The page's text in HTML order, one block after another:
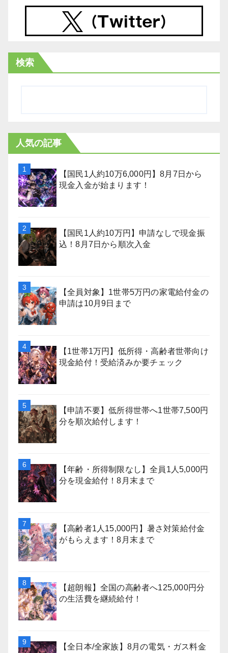
検索
人気の記事
【国民1人約10万6,000円】8月7日から
現金入金が始まります！
【国民1人約10万円】申請なしで現金振
込！8月7日から順次入金
【全員対象】1世帯5万円の家電給付金の
申請は10月9日まで
【1世帯1万円】低所得・高齢者世帯向け
現金給付！受給済みか要チェック
【申請不要】低所得世帯へ1世帯7,500円
分を順次給付します！
【年齢・所得制限なし】全員1人5,000円
分を現金給付！8月末まで
【高齢者1人15,000円】暑さ対策給付金
がもらえます！8月末まで
【超朗報】全国の高齢者へ125,000円分
の生活費を継続給付！
【全日本/全家族】8月の電気・ガス料金